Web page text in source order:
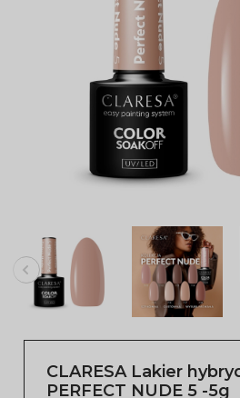
CLARESA Lakier
PERFECT NUDE 5 -5g